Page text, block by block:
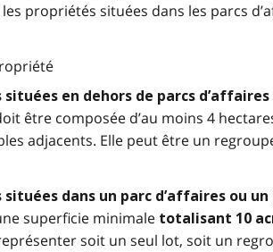
propriétés situées dans les parcs
situées en dehors de parcs
être composée d’au moins 4
adjacents. Elle peut être un
situées dans un parc d’affaires ou
superficie minimale totalisant 10
soit un seul lot, soit un